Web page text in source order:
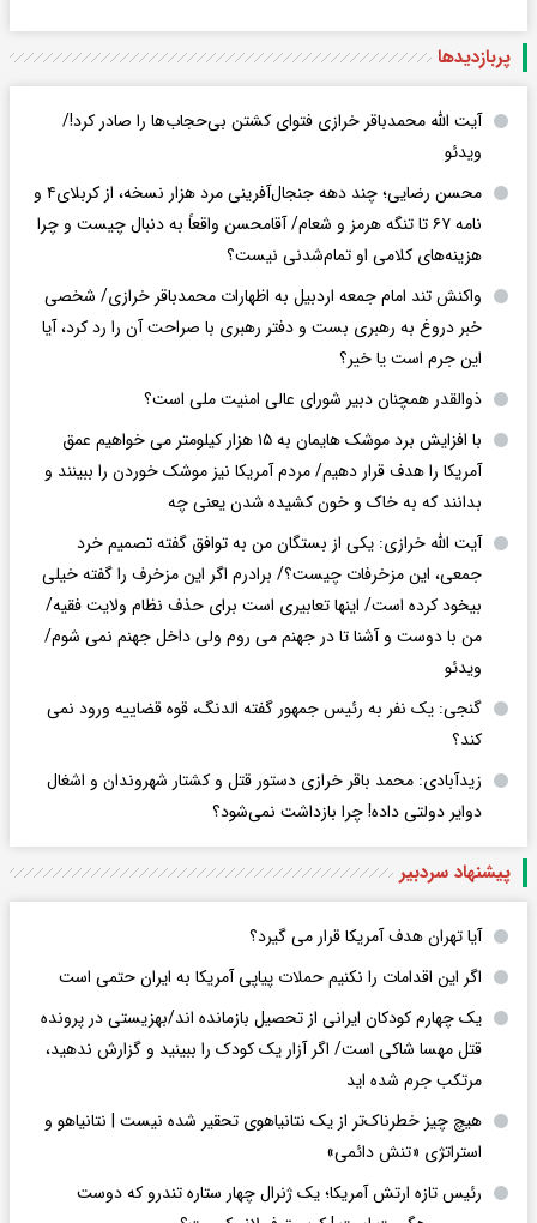
پربازدید‌ها
آیت الله محمدباقر خرازی فتوای کشتن بی‌حجاب‌ها را صادر کرد!/
ویدئو
محسن رضایی؛ چند دهه جنجال‌آفرینی مرد هزار نسخه، از کربلای۴ و
نامه ۶۷ تا تنگه هرمز و شعام/ آقا‌محسن واقعاً به دنبال چیست و چرا
هزینه‌های کلامی او تمام‌شدنی نیست؟
واکنش تند امام جمعه اردبیل به اظهارات محمدباقر خرازی/ شخصی
خبر دروغ به رهبری بست و دفتر رهبری با صراحت آن را رد کرد، آیا
این جرم است یا خیر؟
ذوالقدر همچنان دبیر شورای ‌عالی امنیت ملی است؟
با افزایش برد موشک هایمان به ۱۵ هزار کیلومتر می خواهیم عمق
آمریکا را هدف قرار دهیم/ مردم آمریکا نیز موشک خوردن را ببینند و
بدانند که به خاک و خون کشیده شدن یعنی چه
آیت الله خرازی: یکی از بستگان من به توافق گفته تصمیم خرد
جمعی، این مزخرفات چیست؟/ برادرم اگر این مزخرف را گفته خیلی
بیخود کرده است/ اینها تعابیری است برای حذف نظام ولایت فقیه/
من با دوست و آشنا تا در جهنم می روم ولی داخل جهنم نمی شوم/
ویدئو
گنجی: یک نفر به رئیس جمهور گفته الدنگ، قوه قضاییه ورود نمی
کند؟
زیدآبادی: محمد باقر خرازی دستور قتل و کشتار شهروندان و اشغال
دوایر دولتی داده! چرا بازداشت نمی‌شود؟
پیشنهاد سردبیر
آیا تهران هدف آمریکا قرار می گیرد؟
اگر این اقدامات را نکنیم حملات پیاپی آمریکا به ایران حتمی است
یک چهارم کودکان ایرانی از تحصیل بازمانده اند/بهزیستی در پرونده
قتل مهسا شاکی است/ اگر آزار یک کودک را ببینید و گزارش ندهید،
مرتکب جرم شده اید
هیچ چیز خطرناک‌تر از یک نتانیاهوی تحقیر شده نیست | نتانیاهو و
استراتژی «تنش دائمی»
رئیس تازه ارتش آمریکا؛ یک ژنرال چهار ستاره تندرو که دوست